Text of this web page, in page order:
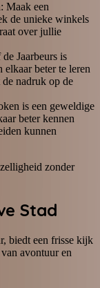
: Maak een
de unieke winkels
over jullie
Jaarbeurs is
elkaar beter te leren
nadruk op de
is een geweldige
beter kennen
kunnen
zonder
Stad
biedt een frisse kijk
avontuur en